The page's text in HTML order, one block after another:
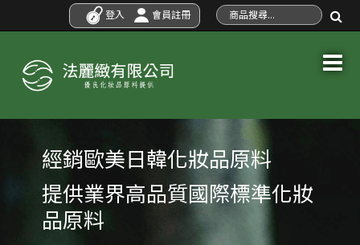
登入 會員註冊
經銷歐美日韓化妝品原料
提供業界高品質國際標準化妝
品原料